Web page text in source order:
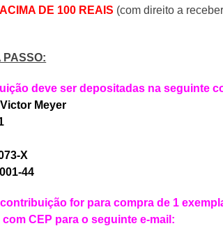
DE 100 REAIS (com direito a
PASSO:
deve ser depositadas na seguinte
Meyer
X
44
contribuição for para compra de 1
CEP para o seguinte e-mail: